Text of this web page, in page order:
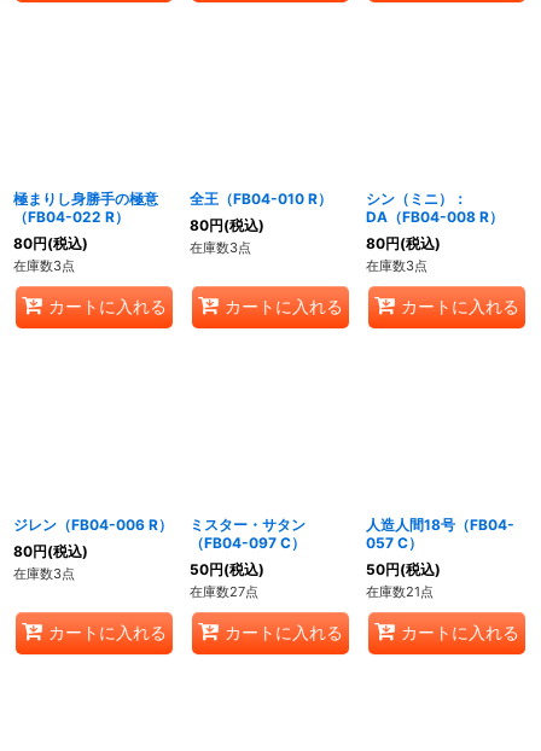
極まりし身勝手の極意
（FB04-022 R）
80円(税込)
在庫数3点
カートに入れる
全王（FB04-010 R）
80円(税込)
在庫数3点
カートに入れる
シン（ミニ）：
DA（FB04-008 R）
80円(税込)
在庫数3点
カートに入れる
ジレン（FB04-006 R）
80円(税込)
在庫数3点
カートに入れる
ミスター・サタン
（FB04-097 C）
50円(税込)
在庫数27点
カートに入れる
人造人間18号（FB04-
057 C）
50円(税込)
在庫数21点
カートに入れる